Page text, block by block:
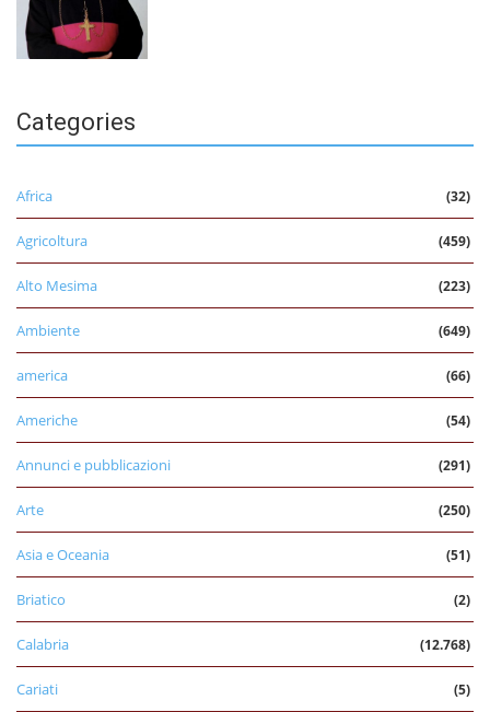
Categories
Africa (32)
Agricoltura (459)
Alto Mesima (223)
Ambiente (649)
america (66)
Americhe (54)
Annunci e pubblicazioni (291)
Arte (250)
Asia e Oceania (51)
Briatico (2)
Calabria (12.768)
Cariati (5)